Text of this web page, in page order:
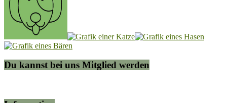
Du kannst bei uns Mitglied werden